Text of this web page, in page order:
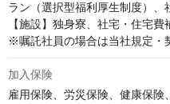
ラン（選択型福利厚生制度）
【施設】独身寮、社宅・住宅
※嘱託社員の場合は当社規定・
加入保険
雇用保険、労災保険、健康保